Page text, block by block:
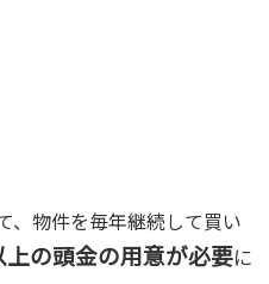
、物件を毎年継続して買い
上の頭金の用意が必要に